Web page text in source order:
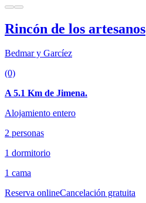
Rincón de los artesanos
Bedmar y Garcíez
(0)
A 5.1 Km de Jimena.
Alojamiento entero
2 personas
1 dormitorio
1 cama
Reserva onlineCancelación gratuita